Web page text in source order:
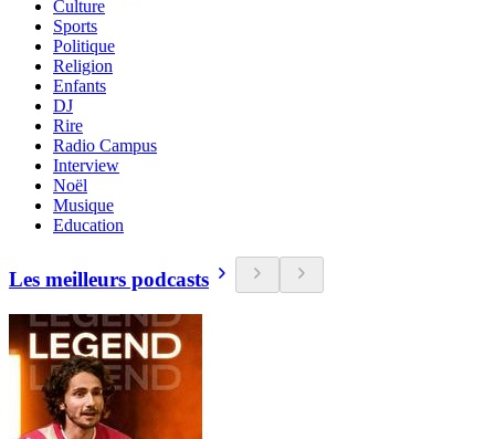
Culture
Sports
Politique
Religion
Enfants
DJ
Rire
Radio Campus
Interview
Noël
Musique
Education
Les meilleurs podcasts